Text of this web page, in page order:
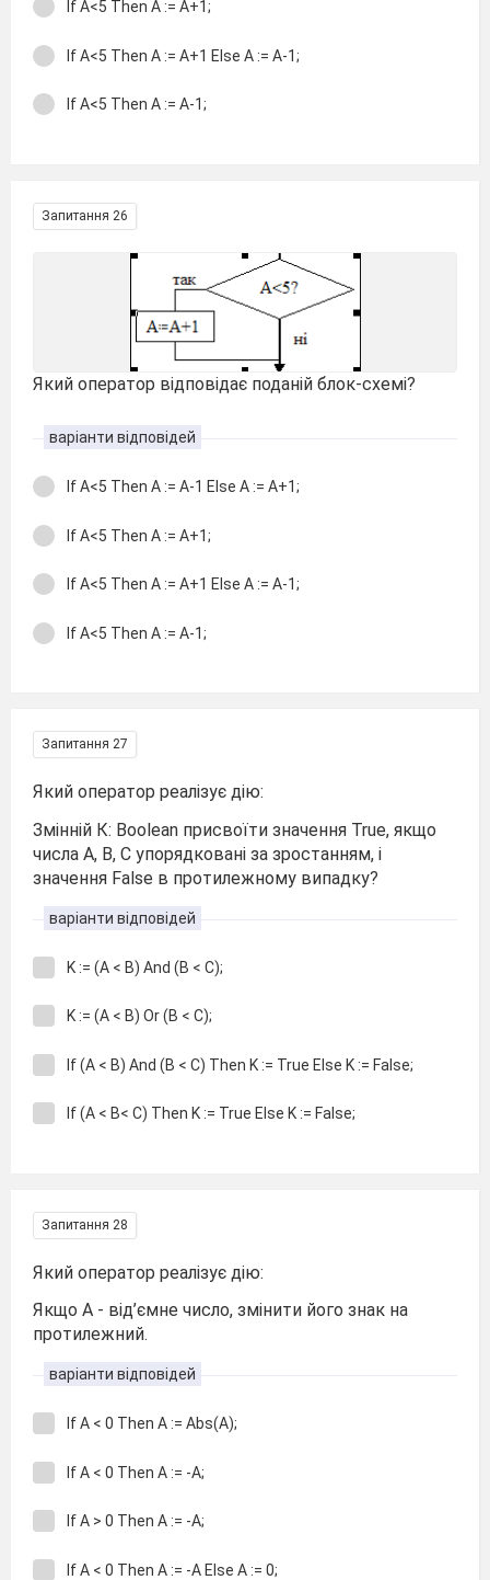
If A<5 Then A := A+1;
If A<5 Then A := A+1 Else A := A-1;
If A<5 Then A := A-1;
Запитання 26
Який оператор відповідає поданій блок-схемі?
варіанти відповідей
If A<5 Then A := A-1 Else A := A+1;
If A<5 Then A := A+1;
If A<5 Then A := A+1 Else A := A-1;
If A<5 Then A := A-1;
Запитання 27
Який оператор реалізує дію:
Змінній К: Boolean присвоїти значення True, якщо
числа А, В, С упорядковані за зростанням, і
значення False в протилежному випадку?
варіанти відповідей
K := (A < B) And (B < C);
K := (A < B) Or (B < C);
If (A < B) And (B < C) Then K := True Else K := False;
If (A < B< C) Then K := True Else K := False;
Запитання 28
Який оператор реалізує дію:
Якщо А - від’ємне число, змінити його знак на
протилежний.
варіанти відповідей
If A < 0 Then A := Abs(A);
If A < 0 Then A := -A;
If A > 0 Then A := -A;
If A < 0 Then A := -A Else A := 0;